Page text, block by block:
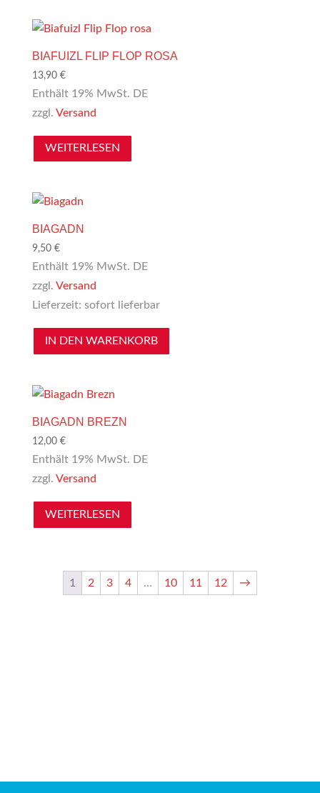
BIAFUIZL FLIP FLOP ROSA
13,90 €
Enthält 19% MwSt. DE
zzgl. Versand
WEITERLESEN
BIAGADN
9,50 €
Enthält 19% MwSt. DE
zzgl. Versand
Lieferzeit: sofort lieferbar
IN DEN WARENKORB
BIAGADN BREZN
12,00 €
Enthält 19% MwSt. DE
zzgl. Versand
WEITERLESEN
1 2 3 4 … 10 11 12 →